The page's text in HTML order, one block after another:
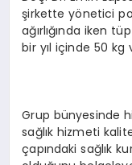
şirkette yönetici
ağırlığında iken
bir yıl içinde 50 kg
Grup bünyesinde
sağlık hizmeti
çapındaki sağlık